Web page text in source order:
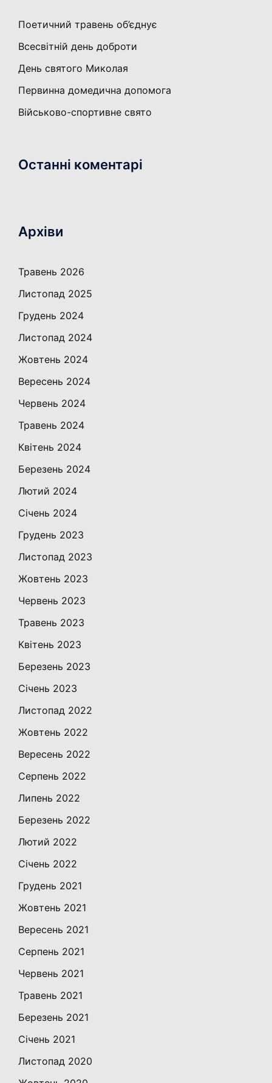
Поетичний травень об’єднує
Всесвітній день доброти
День святого Миколая
Первинна домедична допомога
Військово-спортивне свято
Останні коментарі
Архіви
Травень 2026
Листопад 2025
Грудень 2024
Листопад 2024
Жовтень 2024
Вересень 2024
Червень 2024
Травень 2024
Квітень 2024
Березень 2024
Лютий 2024
Січень 2024
Грудень 2023
Листопад 2023
Жовтень 2023
Червень 2023
Травень 2023
Квітень 2023
Березень 2023
Січень 2023
Листопад 2022
Жовтень 2022
Вересень 2022
Серпень 2022
Липень 2022
Березень 2022
Лютий 2022
Січень 2022
Грудень 2021
Жовтень 2021
Вересень 2021
Серпень 2021
Червень 2021
Травень 2021
Березень 2021
Січень 2021
Листопад 2020